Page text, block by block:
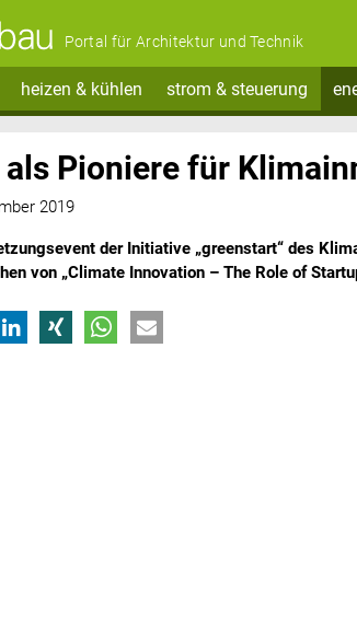
Portal für Architektur und Technik
heizen & kühlen strom & steuerung
Pioniere für
2019
der Initiative „greenstart“ des
von „Climate Innovation – The Role of